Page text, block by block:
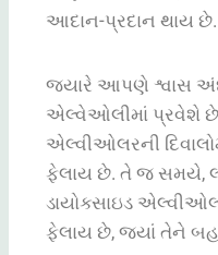
આદાન-પ્રદાન થાય છે.
જ્યારે આપણે શ્વાસ
એલ્વેઓલીમાં પ્રવેશે છે
એલ્વીઓલરની
ફેલાય છે. તે જ સમયે,
ડાયોક્સાઇડ
ફેલાય છે, જ્યાં તેને